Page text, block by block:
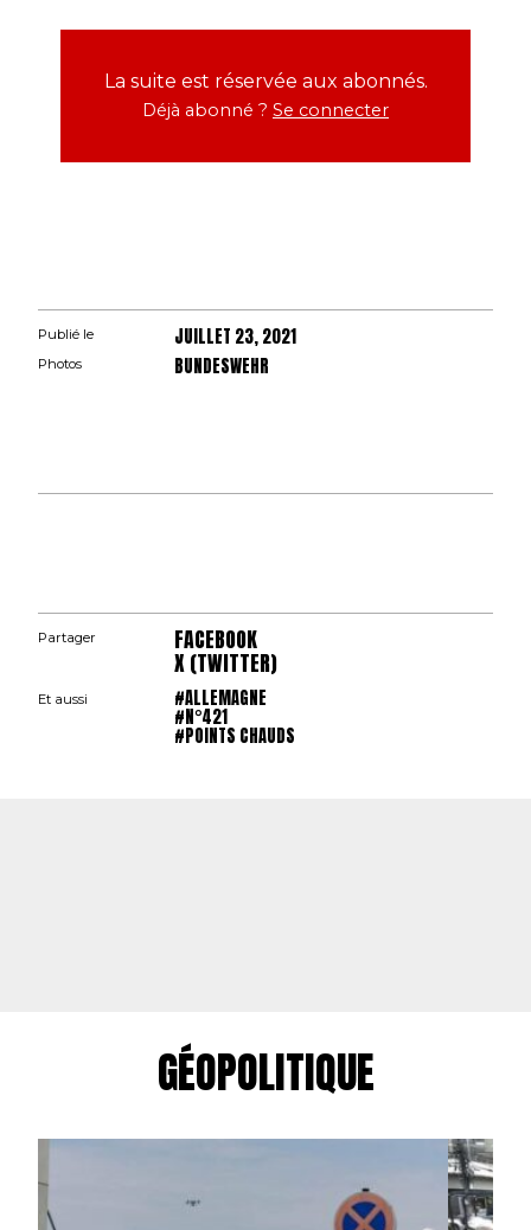
La suite est réservée aux abonnés.
Déjà abonné ? Se connecter
Publié le JUILLET 23, 2021
Photos BUNDESWEHR
Partager FACEBOOK
X (TWITTER)
Et aussi #ALLEMAGNE
#N°421
#POINTS CHAUDS
GÉOPOLITIQUE